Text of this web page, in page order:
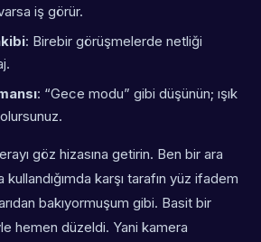
iş görür.
: Birebir görüşmelerde netliği
: “Gece modu” gibi düşünün; ışık
göz hizasına getirin. Ben bir ara
kullandığımda karşı tarafın yüz ifadem
bakıyormuşum gibi. Basit bir
hemen düzeldi. Yani kamera